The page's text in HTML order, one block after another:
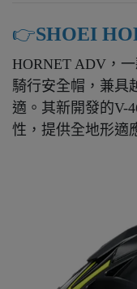
👉️SHOEI
HORNET ADV，
騎行安全帽，兼具
適。其新開發的V-
性，提供全地形適